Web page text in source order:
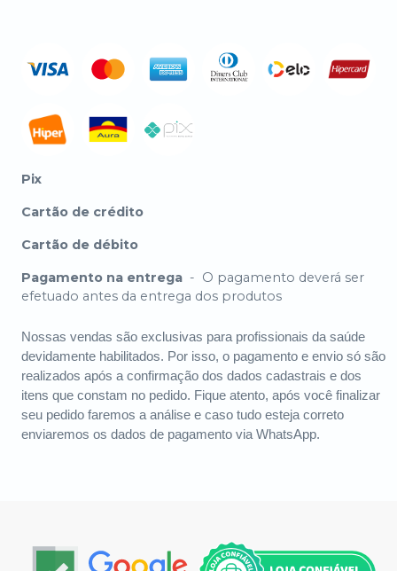
Pix
Cartão de crédito
Cartão de débito
Pagamento na entrega - O pagamento deverá ser
efetuado antes da entrega dos produtos
Nossas vendas são exclusivas para profissionais da saúde
devidamente habilitados. Por isso, o pagamento e envio só são
realizados após a confirmação dos dados cadastrais e dos
itens que constam no pedido. Fique atento, após você finalizar
seu pedido faremos a análise e caso tudo esteja correto
enviaremos os dados de pagamento via WhatsApp.